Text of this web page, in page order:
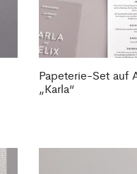
Papeterie-Set auf
„Karla“